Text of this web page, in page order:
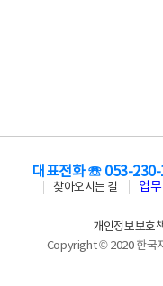
대표전화 ☏ 053-
찾아오시는 길
업
개인정보보호
Copyright © 2020 한국